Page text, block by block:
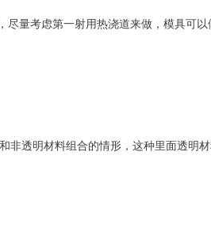
尽量考虑第一射用热浇道来做，模具可
非透明材料组合的情形，这种里面透明